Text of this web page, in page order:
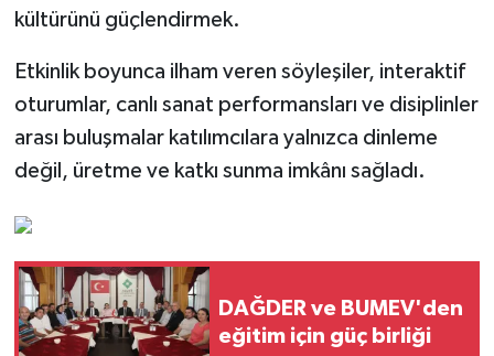
kültürünü güçlendirmek.
Etkinlik boyunca ilham veren söyleşiler, interaktif
oturumlar, canlı sanat performansları ve disiplinler
arası buluşmalar katılımcılara yalnızca dinleme
değil, üretme ve katkı sunma imkânı sağladı.
DAĞDER ve BUMEV'den
eğitim için güç birliği